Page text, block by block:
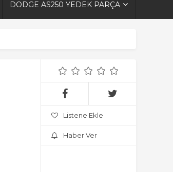
DODGE AS250 YEDEK PARÇA
Listene Ekle
Haber Ver